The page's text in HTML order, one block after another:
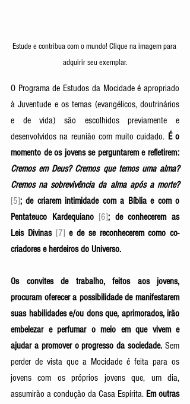
Estude e contribua com o mundo! Clique na imagem para
adquirir seu exemplar.
O Programa de Estudos da Mocidade é apropriado
à Juventude e os temas (evangélicos, doutrinários
e de vida) são escolhidos previamente e
desenvolvidos na reunião com muito cuidado. É o
Cremos em Deus? Cremos que temos uma alma?
Cremos na sobrevivência da alma após a morte?
[5]; de criarem intimidade com a Bíblia e com o
Pentateuco Kardequiano [6]; de conhecerem as
Leis Divinas [7] e de se reconhecerem como co-
criadores e herdeiros do Universo.
Os convites de trabalho, feitos aos jovens,
procuram oferecer a possibilidade de manifestarem
suas habilidades e/ou dons que, aprimorados, irão
embelezar e perfumar o meio em que vivem e
ajudar a promover o progresso da sociedade. Sem
perder de vista que a Mocidade é feita para os
jovens com os próprios jovens que, um dia,
assumirão a condução da Casa Espírita. Em outras